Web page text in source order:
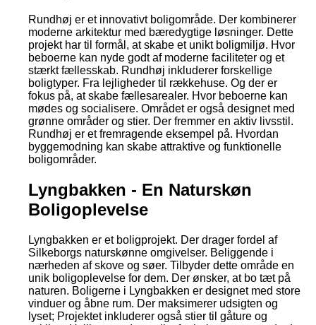
Rundhøj er et innovativt boligområde. Der kombinerer
moderne arkitektur med bæredygtige løsninger. Dette
projekt har til formål, at skabe et unikt boligmiljø. Hvor
beboerne kan nyde godt af moderne faciliteter og et
stærkt fællesskab. Rundhøj inkluderer forskellige
boligtyper. Fra lejligheder til rækkehuse. Og der er
fokus på, at skabe fællesarealer. Hvor beboerne kan
mødes og socialisere. Området er også designet med
grønne områder og stier. Der fremmer en aktiv livsstil.
Rundhøj er et fremragende eksempel på. Hvordan
byggemodning kan skabe attraktive og funktionelle
boligområder.
Lyngbakken - En Naturskøn
Boligoplevelse
Lyngbakken er et boligprojekt. Der drager fordel af
Silkeborgs naturskønne omgivelser. Beliggende i
nærheden af skove og søer. Tilbyder dette område en
unik boligoplevelse for dem. Der ønsker, at bo tæt på
naturen. Boligerne i Lyngbakken er designet med store
vinduer og åbne rum. Der maksimerer udsigten og
lyset; Projektet inkluderer også stier til gåture og